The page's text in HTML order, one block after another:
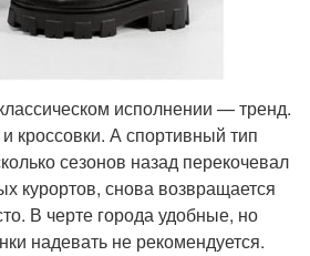
исполнении — тренд.
кроссовки. А спортивный тип
сезонов назад перекочевал
курортов, снова возвращается
В черте города удобные, но
надевать не рекомендуется.